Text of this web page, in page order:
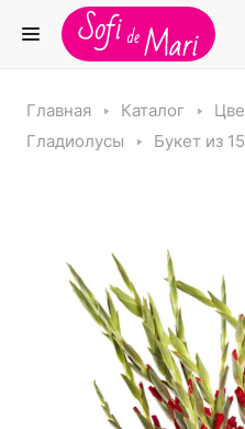
Главная Каталог
Гладиолусы
Букет из